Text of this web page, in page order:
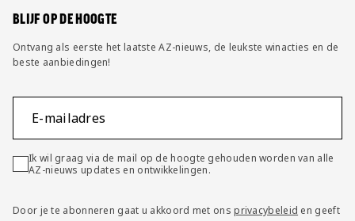
BLIJF OP DE HOOGTE
Ontvang als eerste het laatste AZ-nieuws, de leukste winacties en de
beste aanbiedingen!
E-mailadres
Ik wil graag via de mail op de hoogte gehouden worden van alle
AZ-nieuws updates en ontwikkelingen.
Door je te abonneren gaat u akkoord met onsprivacybeleid en geeft